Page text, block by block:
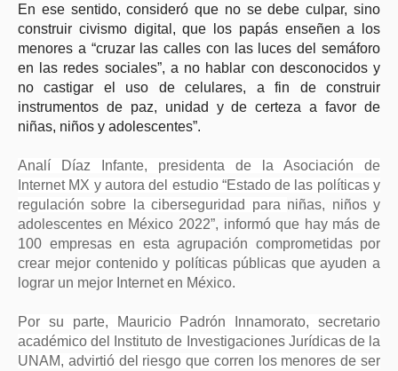
En ese sentido, consideró que no se debe culpar, sino
construir civismo digital, que los papás enseñen a los
menores a “cruzar las calles con las luces del semáforo
en las redes sociales”, a no hablar con desconocidos y
no castigar el uso de celulares, a fin de construir
instrumentos de paz, unidad y de certeza a favor de
niñas, niños y adolescentes”.
Analí Díaz Infante, presidenta de la Asociación de
Internet MX y autora del estudio “Estado de las políticas y
regulación sobre la ciberseguridad para niñas, niños y
adolescentes en México 2022”, informó que hay más de
100 empresas en esta agrupación comprometidas por
crear mejor contenido y políticas públicas que ayuden a
lograr un mejor Internet en México.
Por su parte, Mauricio Padrón Innamorato, secretario
académico del Instituto de Investigaciones Jurídicas de la
UNAM, advirtió del riesgo que corren los menores de ser